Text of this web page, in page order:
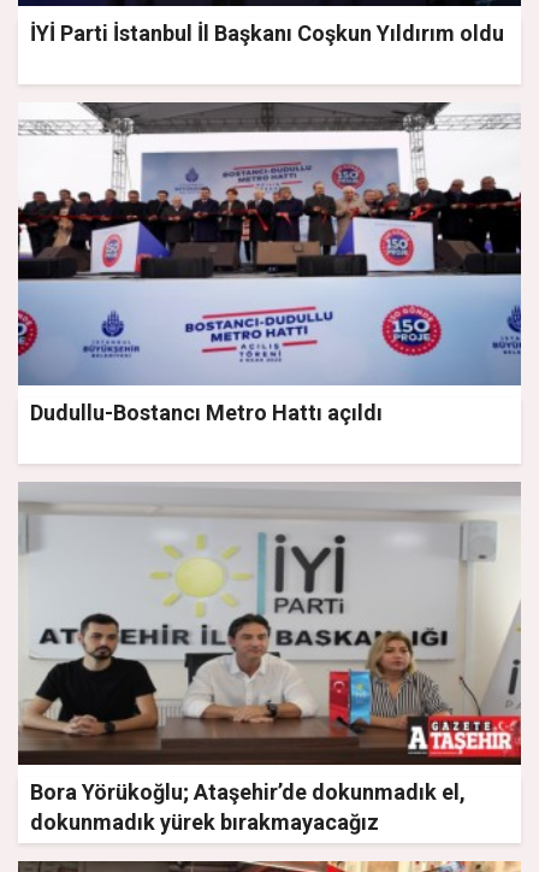
İYİ Parti İstanbul İl Başkanı Coşkun Yıldırım oldu
Dudullu-Bostancı Metro Hattı açıldı
Bora Yörükoğlu; Ataşehir’de dokunmadık el,
dokunmadık yürek bırakmayacağız